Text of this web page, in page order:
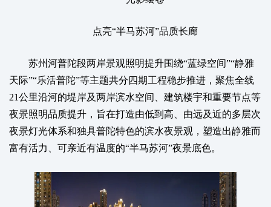
点亮“半马苏河”品质长廊
苏州河普陀段两岸景观照明提升围绕“蓝绿空间”“静雅
天际”“乐活普陀”等主题共分四期工程稳步推进，聚焦全线
21公里沿河的堤岸及两岸滨水空间、建筑楼宇和重要节点等
夜景照明品质提升，旨在打造由低到高、由远及近的多层次
夜景灯光体系和独具普陀特色的滨水夜景观，塑造出静雅而
富有活力、可亲近有温度的“半马苏河”夜景底色。